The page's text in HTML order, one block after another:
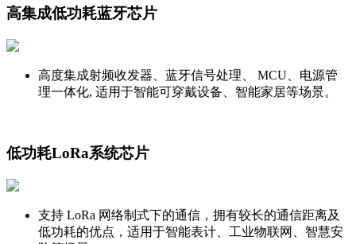
高集成低功耗蓝牙芯片
高度集成射频收发器、蓝牙信号处理、 MCU、电源管
理一体化, 适用于智能可穿戴设备、智能家居等场景。
低功耗LoRa系统芯片
支持 LoRa 网络制式下的通信，拥有较长的通信距离及
低功耗的优点，适用于智能表计、工业物联网、智慧安